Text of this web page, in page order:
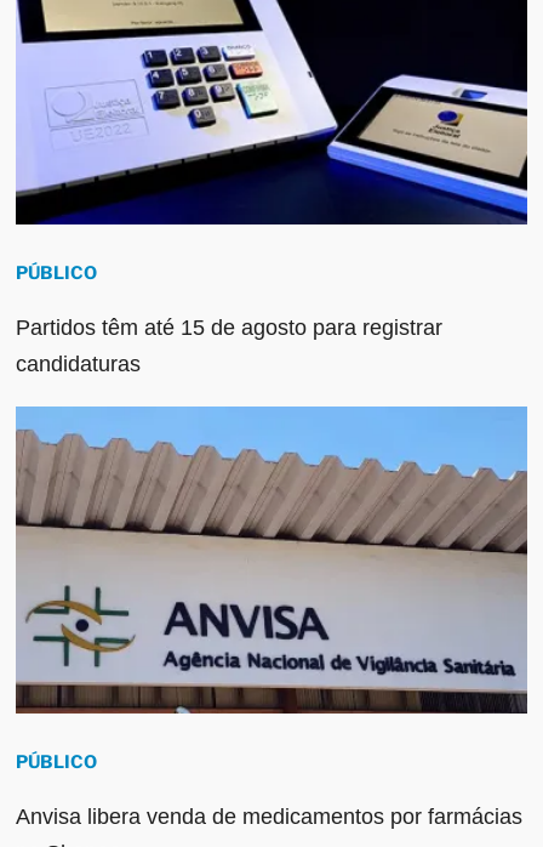
PÚBLICO
Partidos têm até 15 de agosto para registrar
candidaturas
PÚBLICO
Anvisa libera venda de medicamentos por farmácias